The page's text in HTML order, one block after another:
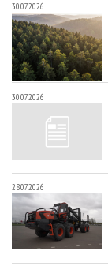
30.07.2026
30.07.2026
28.07.2026